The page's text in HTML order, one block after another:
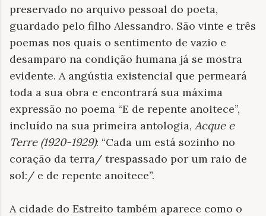
preservado no arquivo pessoal do poeta,
guardado pelo filho Alessandro. São vinte e três
poemas nos quais o sentimento de vazio e
desamparo na condição humana já se mostra
evidente. A angústia existencial que permeará
toda a sua obra e encontrará sua máxima
expressão no poema “E de repente anoitece”,
incluído na sua primeira antologia, Acque e
Terre (1920-1929): “Cada um está sozinho no
coração da terra/ trespassado por um raio de
sol:/ e de repente anoitece”.
A cidade do Estreito também aparece como o